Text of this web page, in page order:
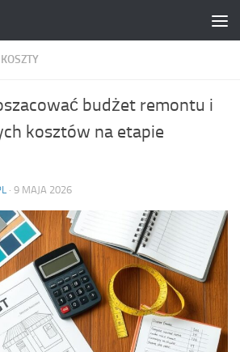
budżet remontu i
kosztów na etapie
· 9 MAJA 2026